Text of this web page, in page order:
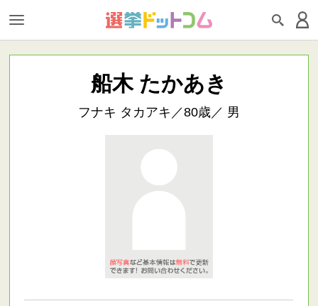
船木 たかあき
フナキ タカアキ／80歳／ 男